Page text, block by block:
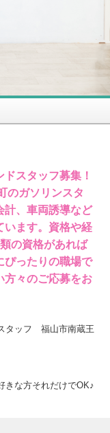
ドスタッフ募集！
のガソリンスタ
計、車両誘導など
います。資格や経
の資格があれば
ぴったりの職場で
方々のご応募をお
タッフ 福山市南蔵王
きな方それだけでOK♪